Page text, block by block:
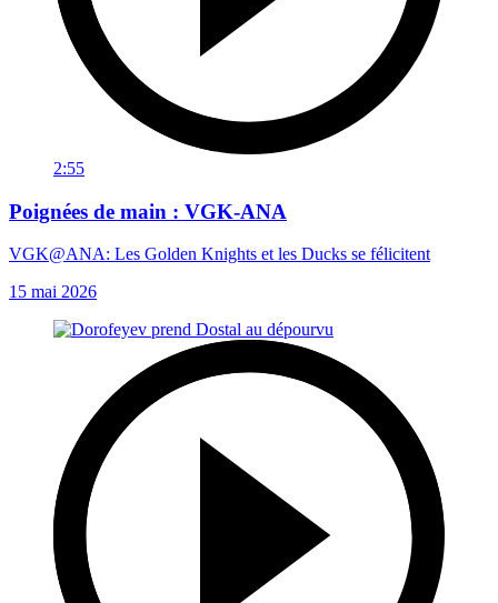
2:55
Poignées de main : VGK-ANA
VGK@ANA: Les Golden Knights et les Ducks se félicitent
15 mai 2026